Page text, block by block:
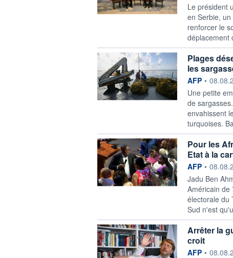
Le président
en Serbie,
renforcer le
déplacement
Plages
les
information
AFP •
Une petite
de
envahissent
turquoises.
Pour les
Etat à la
information
AFP •
Jadu Ben
Américain de
électorale du
Sud n'est
Arrêter la
croit
information
AFP •